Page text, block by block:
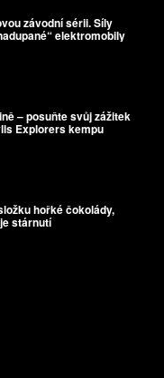
závodní sérii. Síly
elektromobily
– posuňte svůj zážitek
Explorers kempu
hořké čokolády,
stárnutí